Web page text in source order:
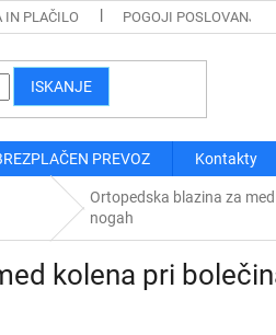
IN PLAČILO POGOJI POSLOVANJA
ISKANJE
PREVOZ Kontakty
Ortopedska blazina za
nogah
kolena pri